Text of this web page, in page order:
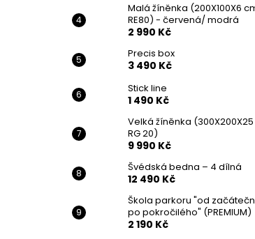
Malá žíněnka (200X100X6
RE80) - červená/ modrá
2 990 Kč
Precis box
3 490 Kč
Stick line
1 490 Kč
Velká žíněnka
RG 20)
9 990 Kč
Švédská bedna – 4 dílná
12 490 Kč
Škola parkoru "od
po pokročilého" (PREMIUM)
2 190 Kč